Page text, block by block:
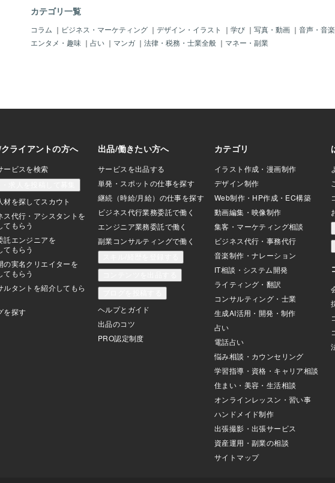
真を撮って今ブログを書く前に調べてみ
たら沈丁花っぽい。なんか聞いたことあ
るような？沈丁花の花言葉も一緒に調べ
てみると勝利 栄光 永遠 不滅昨日の
白いヒヤシンスは（ほんのりピンクだけ
なさん本当におめでとうございます✨素
晴らしい日々をありがとう。
カテゴリ一覧
コラム ｜ ビジネス・マーケティング ｜ デザイン・イラスト ｜ 学び ｜ 写真・動画 ｜ 音声・音楽
エンタメ・趣味 ｜ 占い ｜ マンガ ｜ 法律・税務・士業全般 ｜ マネー・副業